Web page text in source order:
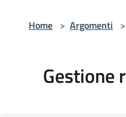
Home > Argomenti >
Gestione